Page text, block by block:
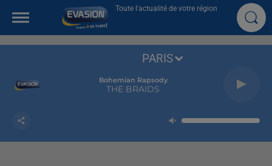
Toute l'actualité de votre région
Bohemian Rapsody
THE BRAIDS
PARIS